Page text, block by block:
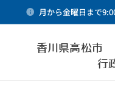
月から金曜日まで
香川県高松市
行